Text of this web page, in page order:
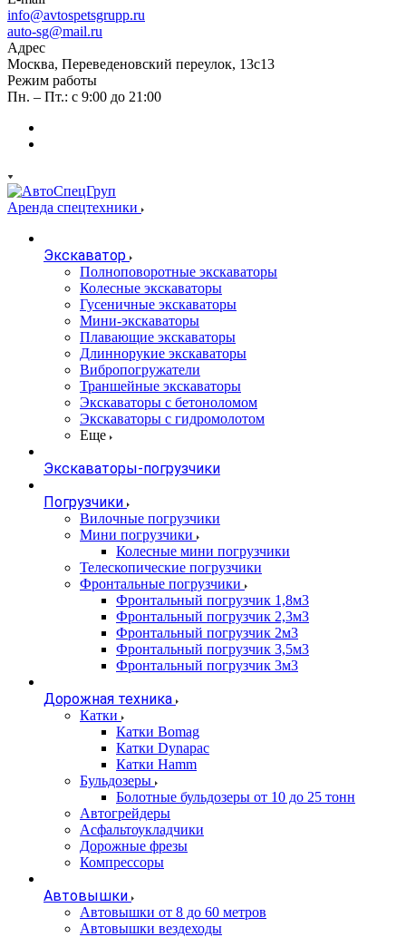
info@avtospetsgrupp.ru
auto-sg@mail.ru
Адрес
Москва, Переведеновский переулок, 13с13
Режим работы
Пн. – Пт.: с 9:00 до 21:00
Аренда спецтехники
Экскаватор
Полноповоротные экскаваторы
Колесные экскаваторы
Гусеничные экскаваторы
Мини-экскаваторы
Плавающие экскаваторы
Длиннорукие экскаваторы
Вибропогружатели
Траншейные экскаваторы
Экскаваторы с бетоноломом
Экскаваторы с гидромолотом
Еще
Экскаваторы-погрузчики
Погрузчики
Вилочные погрузчики
Мини погрузчики
Колесные мини погрузчики
Телескопические погрузчики
Фронтальные погрузчики
Фронтальный погрузчик 1,8м3
Фронтальный погрузчик 2,3м3
Фронтальный погрузчик 2м3
Фронтальный погрузчик 3,5м3
Фронтальный погрузчик 3м3
Дорожная техника
Катки
Катки Bomag
Катки Dynapac
Катки Hamm
Бульдозеры
Болотные бульдозеры от 10 до 25 тонн
Автогрейдеры
Асфальтоукладчики
Дорожные фрезы
Компрессоры
Автовышки
Автовышки от 8 до 60 метров
Автовышки вездеходы